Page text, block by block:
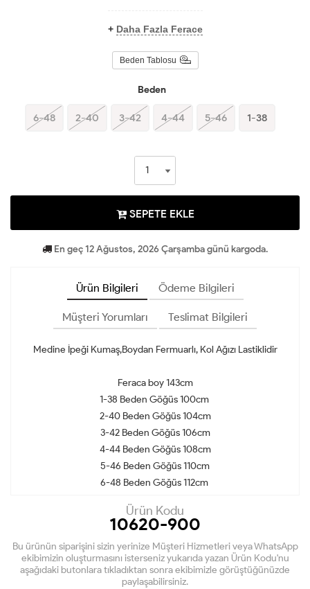
+ Daha Fazla Ferace
Beden Tablosu
Beden
6-48 2-40 3-42 4-44 5-46 1-38
SEPETE EKLE
En geç 12 Ağustos, 2026 Çarşamba günü kargoda.
Ürün Bilgileri Ödeme Bilgileri
Müşteri Yorumları Teslimat Bilgileri
Medine İpeği Kumaş,Boydan Fermuarlı, Kol Ağızı Lastiklidir
Feraca boy 143cm
1-38 Beden Göğüs 100cm
2-40 Beden Göğüs 104cm
3-42 Beden Göğüs 106cm
4-44 Beden Göğüs 108cm
5-46 Beden Göğüs 110cm
6-48 Beden Göğüs 112cm
Ürün Kodu
10620-900
Bu ürünün siparişini sizin yerinize Müşteri Hizmetleri veya WhatsApp
ekibimizin oluşturmasını isterseniz yukarıda yazan Ürün Kodu'nu
aşağıdaki butonlara tıkladıktan sonra ekibimizle görüştüğünüzde
paylaşabilirsiniz.